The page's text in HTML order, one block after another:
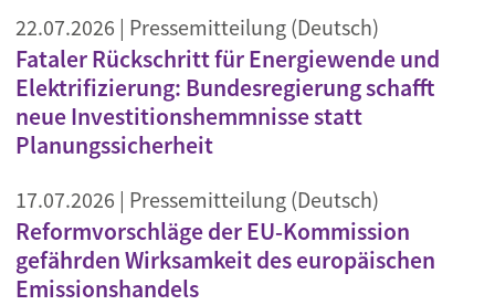
22.07.2026 | Pressemitteilung (Deutsch)
Fataler Rückschritt für Energiewende und
Elektrifizierung: Bundesregierung schafft
neue Investitionshemmnisse statt
Planungssicherheit
17.07.2026 | Pressemitteilung (Deutsch)
Reformvorschläge der EU-Kommission
gefährden Wirksamkeit des europäischen
Emissionshandels